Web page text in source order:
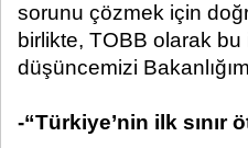
sorunu çözmek için
birlikte, TOBB olarak
düşüncemizi
-“Türkiye’nin ilk